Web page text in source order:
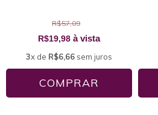
R$57,09
R$19,98 à vista
3x de R$6,66 sem juros
COMPRAR